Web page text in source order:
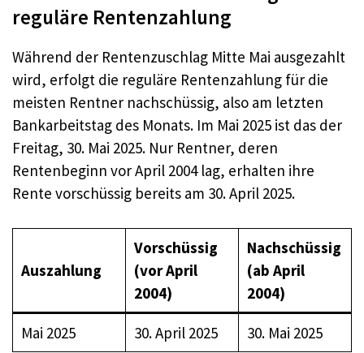
reguläre Rentenzahlung
Während der Rentenzuschlag Mitte Mai ausgezahlt
wird, erfolgt die reguläre Rentenzahlung für die
meisten Rentner nachschüssig, also am letzten
Bankarbeitstag des Monats. Im Mai 2025 ist das der
Freitag, 30. Mai 2025. Nur Rentner, deren
Rentenbeginn vor April 2004 lag, erhalten ihre
Rente vorschüssig bereits am 30. April 2025.
Auszahlung
Vorschüssig
(vor April
2004)
Nachschüssig
(ab April
2004)
Mai 2025 30. April 2025 30. Mai 2025